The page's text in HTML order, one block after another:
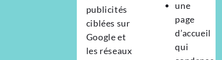
publicités
ciblées sur
Google et
les réseaux
une
page
d’accueil
qui